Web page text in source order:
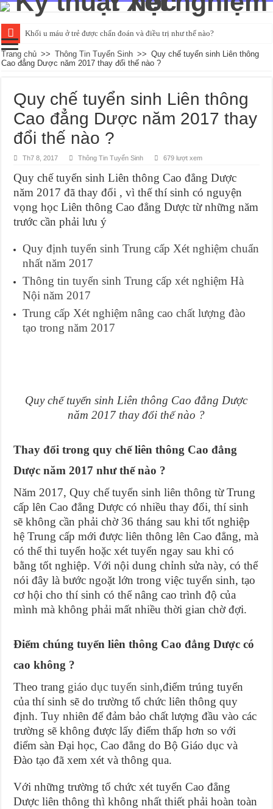
Khối u máu ở trẻ được chẩn đoán và điều trị như thế nào?
Đường huyết ổn định là bao nhiêu và kiểm tra như thế nào?
Các phương pháp xét nghiệm HIV qua mẫu máu phổ biến
Xét nghiệm nước tiểu có thể phát hiện những bệnh gì?
Trang chủ >> Thông Tin Tuyển Sinh >> Quy chế tuyển sinh Liên thông
Cao đẳng Dược năm 2017 thay đổi thế nào ?
Quy chế tuyển sinh Liên thông
Cao đẳng Dược năm 2017 thay
đổi thế nào ?
Th7 8, 2017 Thông Tin Tuyển Sinh 679 lượt xem
Quy chế tuyển sinh Liên thông Cao đẳng Dược
năm 2017 đã thay đổi , vì thế thí sinh có nguyện
vọng học Liên thông Cao đẳng Dược từ những năm
trước cần phải lưu ý
Quy định tuyển sinh Trung cấp Xét nghiệm chuẩn
nhất năm 2017
Thông tin tuyển sinh Trung cấp xét nghiệm Hà
Nội năm 2017
Trung cấp Xét nghiệm nâng cao chất lượng đào
tạo trong năm 2017
Quy chế tuyển sinh Liên thông Cao đẳng Dược
năm 2017 thay đổi thế nào ?
Thay đổi trong quy chế liên thông Cao đẳng
Dược năm 2017 như thế nào ?
Năm 2017, Quy chế tuyển sinh liên thông từ Trung
cấp lên Cao đẳng Dược có nhiều thay đổi, thí sinh
sẽ không cần phải chờ 36 tháng sau khi tốt nghiệp
hệ Trung cấp mới được liên thông lên Cao đẳng, mà
có thể thi tuyển hoặc xét tuyển ngay sau khi có
bằng tốt nghiệp. Với nội dung chỉnh sửa này, có thể
nói đây là bước ngoặt lớn trong việc tuyển sinh, tạo
cơ hội cho thí sinh có thể nâng cao trình độ của
mình mà không phải mất nhiều thời gian chờ đợi.
Điểm chúng tuyển liên thông Cao đẳng Dược có
cao không ?
Theo trang giáo dục tuyển sinh,điểm trúng tuyển
của thí sinh sẽ do trường tổ chức liên thông quy
định. Tuy nhiên để đảm bảo chất lượng đầu vào các
trường sẽ không được lấy điểm thấp hơn so với
điểm sàn Đại học, Cao đẳng do Bộ Giáo dục và
Đào tạo đã xem xét và thông qua.
Với những trường tổ chức xét tuyển Cao đẳng
Dược liên thông thì không nhất thiết phải hoàn toàn